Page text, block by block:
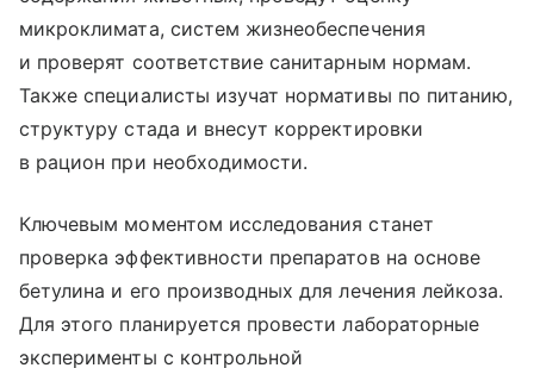
микроклимата, систем жизнеобеспечения
и проверят соответствие санитарным нормам.
Также специалисты изучат нормативы по питанию,
структуру стада и внесут корректировки
в рацион при необходимости.
Ключевым моментом исследования станет
проверка эффективности препаратов на основе
бетулина и его производных для лечения лейкоза.
Для этого планируется провести лабораторные
эксперименты с контрольной